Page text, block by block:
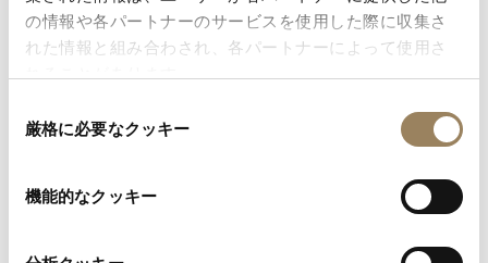
の情報や各パートナーのサービスを使用した際に収集さ
れた情報と組み合わされ、各パートナーによって使用さ
厳格に必要なクッキー
機能的なクッキー